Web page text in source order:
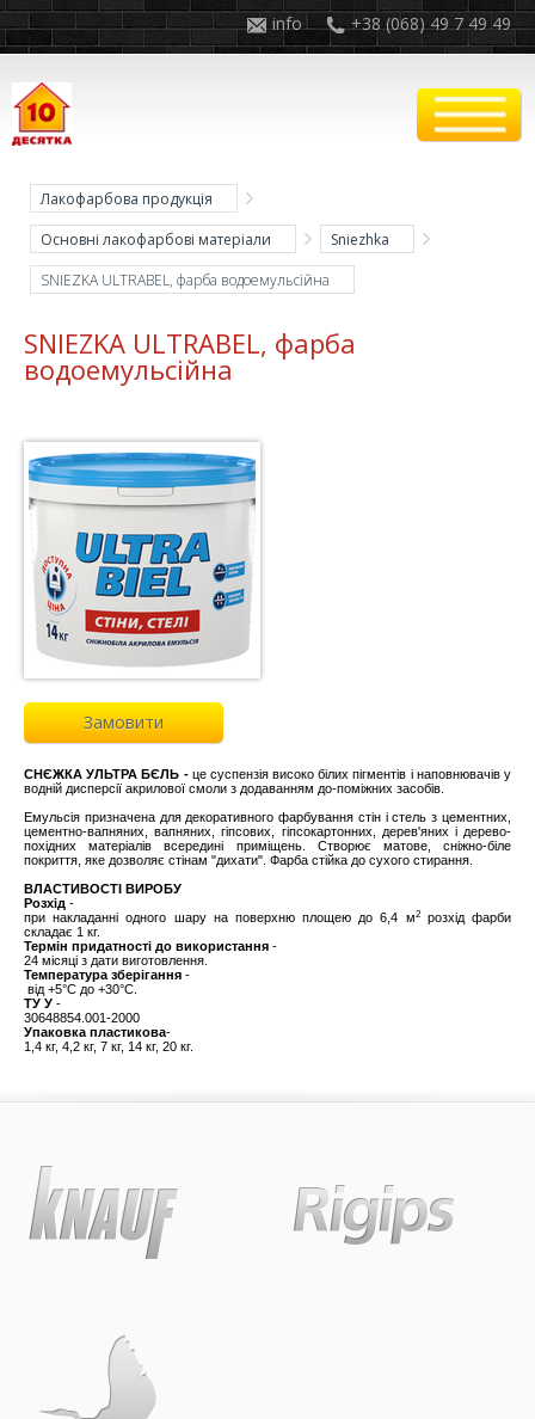
+38 (068) 49 7 49 49
info
Лакофарбова продукція
Основні лакофарбові матеріали
Sniezhka
SNIEZKA ULTRABEL, фарба водоемульсійна
SNIEZKA ULTRABEL, фарба
водоемульсійна
Замовити
СНЄЖКА УЛЬТРА БЄЛЬ - це суспензія високо білих пігментів і наповнювачів у
водній дисперсії акрилової смоли з додаванням до-поміжних засобів.
Емульсія призначена для декоративного фарбування стін і стель з цементних,
цементно-вапняних, вапняних, гіпсових, гіпсокартонних, дерев'яних і дерево-
похідних матеріалів всередині приміщень. Створює матове, сніжно-біле
покриття, яке дозволяє стінам "дихати". Фарба стійка до сухого стирання.
ВЛАСТИВОСТІ ВИРОБУ
Розхiд -
при накладанні одного шару на поверхню площею до 6,4 м2розхід фарби
складає 1 кг.
Термін придатності до використання -
24 місяці з дати виготовлення.
Температура зберігання -
від +5°C до +30°C.
ТУ У -
30648854.001-2000
Упаковка пластикова-
1,4 кг, 4,2 кг, 7 кг, 14 кг, 20 кг.